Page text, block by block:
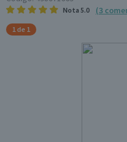
Nota 5.0 (3
1 de 1